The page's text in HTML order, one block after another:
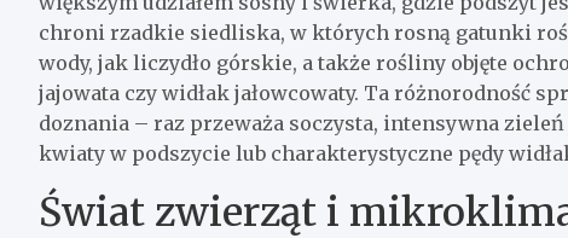
chroni rzadkie siedliska, w których rosną gatunki
wody, jak liczydło górskie, a także rośliny objęte
jajowata czy widłak jałowcowaty. Ta różnorodność
doznania – raz przeważa soczysta, intensywna
kwiaty w podszycie lub charakterystyczne pędy
Świat zwierząt i